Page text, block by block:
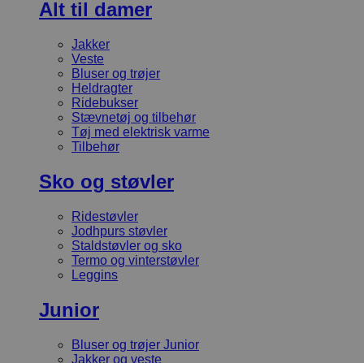
Alt til damer
Jakker
Veste
Bluser og trøjer
Heldragter
Ridebukser
Stævnetøj og tilbehør
Tøj med elektrisk varme
Tilbehør
Sko og støvler
Ridestøvler
Jodhpurs støvler
Staldstøvler og sko
Termo og vinterstøvler
Leggins
Junior
Bluser og trøjer Junior
Jakker og veste